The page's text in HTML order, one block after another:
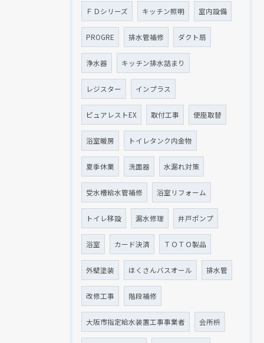
ＦＤシリーズ キッチン照明 室内設備
PROGRE 排水管補修 ダクト扇
浄水器 キッチン排水詰まり
レジスター インプラス
ピュアレストEX 取付工事 便座取替
浴室暖房 トイレタンク内金物
夏季休業 洗面器 水漏れ対策
受水槽給水管補修 浴室リフォーム
トイレ移設 漏水修理 井戸ポンプ
浴室 カード決済 ＴＯＴＯ製品
外壁塗装 ほくさんバスオール 排水管
改修工事 階段補修
大阪市指定給水装置工事事業者 会所枡